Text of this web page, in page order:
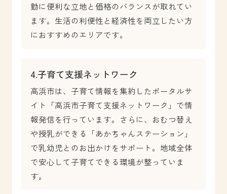
勤に便利な立地と価格のバランスが取れてい
ます。生活の利便性と経済性を両立したい方
におすすめのエリアです。
4.子育て支援ネットワーク
高浜市は、子育て情報を集約したポータルサ
イト「高浜市子育て支援ネットワーク」で情
報発信を行っています。さらに、おむつ替え
や授乳ができる「あかちゃんステーション」
で乳幼児とのお出かけをサポート。地域全体
で安心して子育てできる環境が整っていま
す。